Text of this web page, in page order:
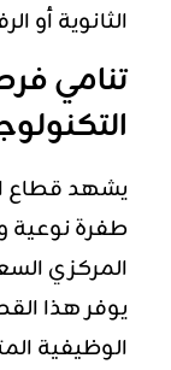
الثانوية أو
تنامي
يشهد قطاع
طفرة نوعية
المركزي
يوفر هذا
الوظيفية